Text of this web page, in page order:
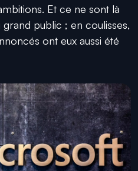
Et ce ne sont là
public ; en coulisses,
ont eux aussi été